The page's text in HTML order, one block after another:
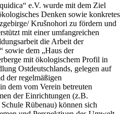
e.V. wurde mit dem Ziel
Denken sowie konkretes
Krušnohori zu fördern und
mit einer umfangreichen
die Arbeit der
sowie dem „Haus der
mit ökologischem Profil in
Ostdeutschlands, gelegen auf
der regelmäßigen
dem vom Verein betreuten
der Einrichtungen (z.B.
Rübenau) können sich